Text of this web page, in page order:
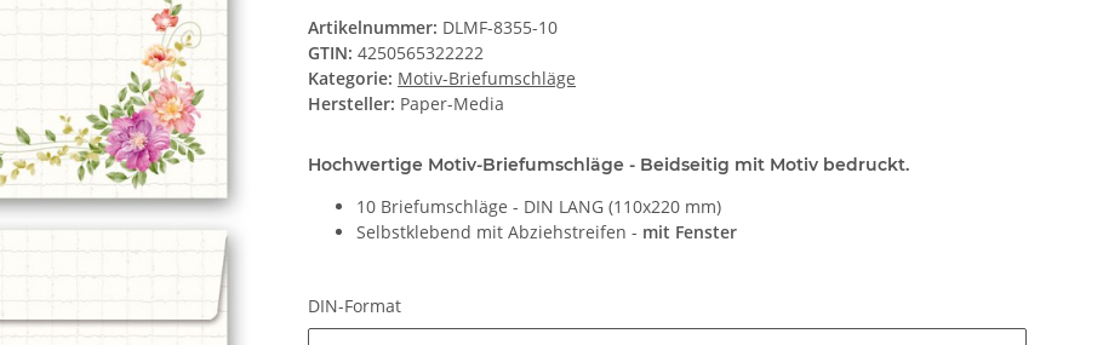
Artikelnummer: DLMF-8355-10
GTIN: 4250565322222
Kategorie: Motiv-Briefumschläge
Hersteller: Paper-Media
Hochwertige Motiv-Briefumschläge - Beidseitig mit Motiv bedruckt.
10 Briefumschläge - DIN LANG (110x220 mm)
Selbstklebend mit Abziehstreifen - mit Fenster
DIN-Format